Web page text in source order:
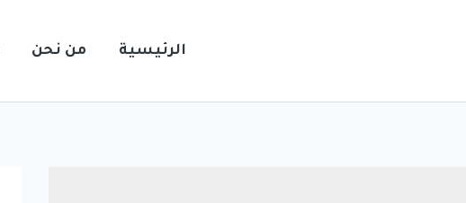
الرئيسية من نحن